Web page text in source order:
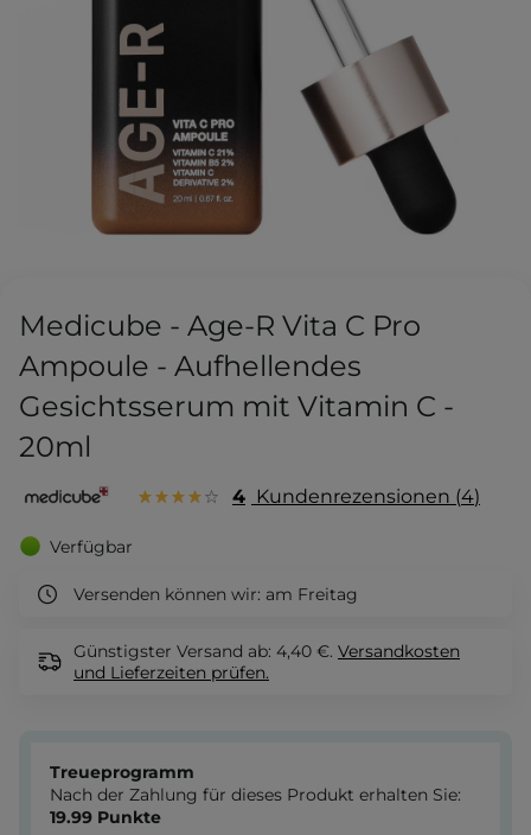
Medicube - Age-R Vita C Pro
Ampoule - Aufhellendes
Gesichtsserum mit Vitamin C -
20ml
4 Kundenrezensionen 4
Verfügbar
Versenden können wir: am Freitag
Günstigster Versand ab: 4,40 €. Versandkosten
und Lieferzeiten prüfen.
Treueprogramm
Nach der Zahlung für dieses Produkt erhalten Sie:
19.99 Punkte